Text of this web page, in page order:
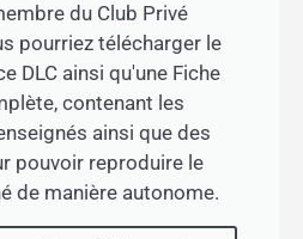
du Club Privé
pourriez télécharger le
DLC ainsi qu'une Fiche
contenant les
ainsi que des
pouvoir reproduire le
de manière autonome.